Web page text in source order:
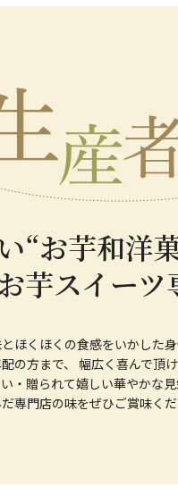
“お芋和洋
芋スイーツ
ほくほくの食感をいかした
の方まで、 幅広く喜んで頂け
・贈られて嬉しい華やかな
専門店の味をぜひご賞味くだ